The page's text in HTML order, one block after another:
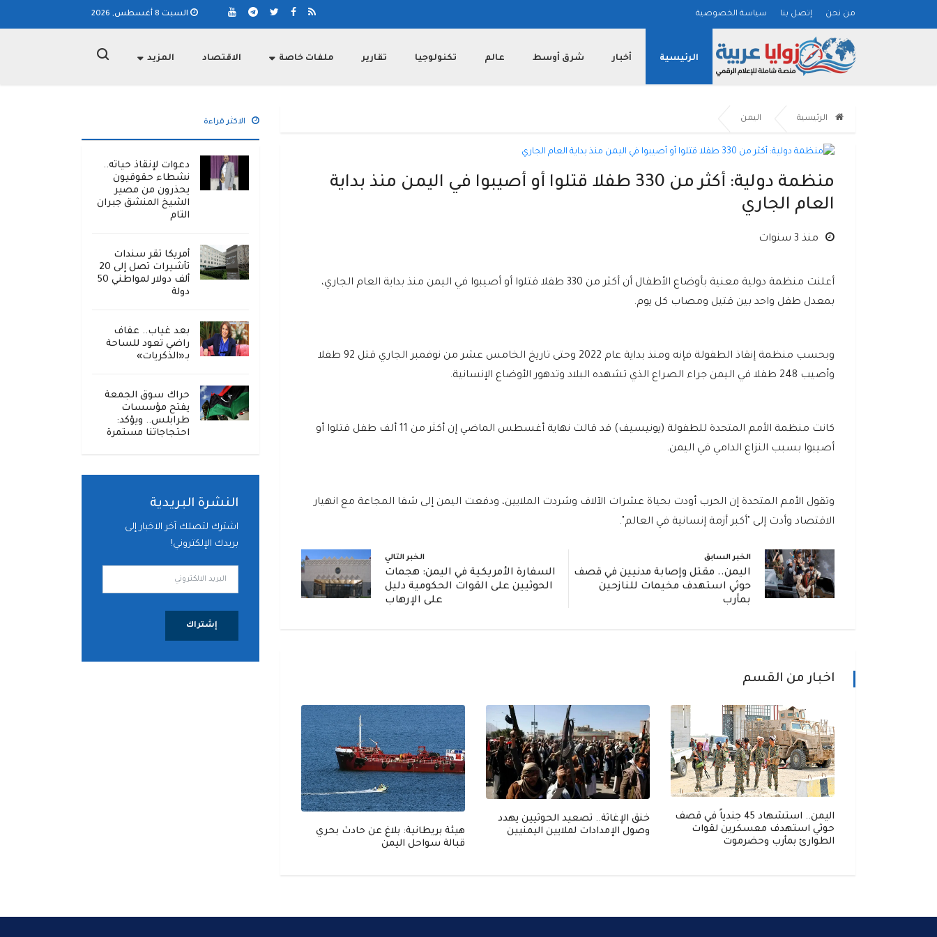
من نحن إتصل بنا سياسة الخصوصية السبت 8 أغسطس, 2026
الرئيسية أخبار شرق أوسط عالم تكنولوجيا تقارير ملفات خاصة الاقتصاد المزيد
الرئيسية اليمن
منظمة دولية: أكثر من 330 طفلا قتلوا أو أصيبوا في اليمن منذ بداية
العام الجاري
منذ 3 سنوات
أعلنت منظمة دولية معنية بأوضاع الأطفال أن أكثر من 330 طفلا قتلوا أو أصيبوا في اليمن منذ بداية العام الجاري،
بمعدل طفل واحد بين قتيل ومصاب كل يوم.
وبحسب منظمة إنقاذ الطفولة فإنه ومنذ بداية عام 2022 وحتى تاريخ الخامس عشر من نوفمبر الجاري قتل 92 طفلا
وأصيب 248 طفلا في اليمن جراء الصراع الذي تشهده البلاد وتدهور الأوضاع الإنسانية.
كانت منظمة الأمم المتحدة للطفولة (يونيسيف) قد قالت نهاية أغسطس الماضي إن أكثر من 11 ألف طفل قتلوا أو
أصيبوا بسبب النزاع الدامي في اليمن.
وتقول الأمم المتحدة إن الحرب أودت بحياة عشرات الآلاف وشردت الملايين، ودفعت اليمن إلى شفا المجاعة مع انهيار
الاقتصاد وأدت إلى "أكبر أزمة إنسانية في العالم".
الخبر السابق
اليمن.. مقتل وإصابة مدنيين في قصف
حوثي استهدف مخيمات للنازحين
بمأرب
الخبر التالي
السفارة الأمريكية في اليمن: هجمات
الحوثيين على القوات الحكومية دليل
على الإرهاب
اخبار من القسم
اليمن.. استشهاد 45 جندياً في قصف
حوثي استهدف معسكرين لقوات
الطوارئ بمأرب وحضرموت
خنق الإغاثة.. تصعيد الحوثيين يهدد
وصول الإمدادات لملايين اليمنيين
هيئة بريطانية: بلاغ عن حادث بحري
قبالة سواحل اليمن
الاكثر قراءة
دعوات لإنقاذ حياته..
نشطاء حقوقيون
يحذرون من مصير
الشيخ المنشق جبران
التام
أمريكا تقر سندات
تأشيرات تصل إلى 20
ألف دولار لمواطني 50
دولة
بعد غياب.. عفاف
راضي تعود للساحة
بـ«الذكريات»
حراك سوق الجمعة
يفتح مؤسسات
طرابلس.. ويؤكد:
احتجاجاتنا مستمرة
النشرة البريدية
اشترك لتصلك آخر الاخبار إلى
بريدك الإلكتروني!
إشتراك